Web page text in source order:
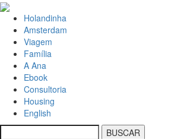
Holandinha
Amsterdam
Viagem
Família
A Ana
Ebook
Consultoria
Housing
English